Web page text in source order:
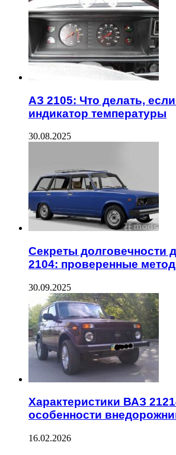
АЗ 2105: Что делать,
индикатор температуры
30.08.2025
Секреты долговечности
2104: проверенные
30.09.2025
Характеристики ВАЗ
особенности
16.02.2026